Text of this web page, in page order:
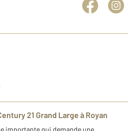
21 Grand Large à Royan
importante qui demande une